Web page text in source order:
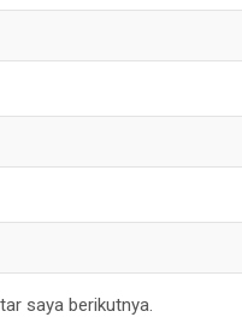
saya berikutnya.